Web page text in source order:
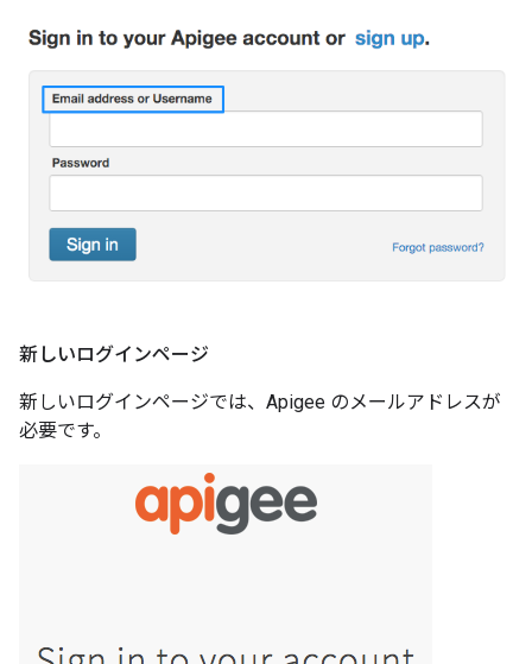
新しいログインページ
新しいログインページでは、Apigee のメールアドレスが
必要です。